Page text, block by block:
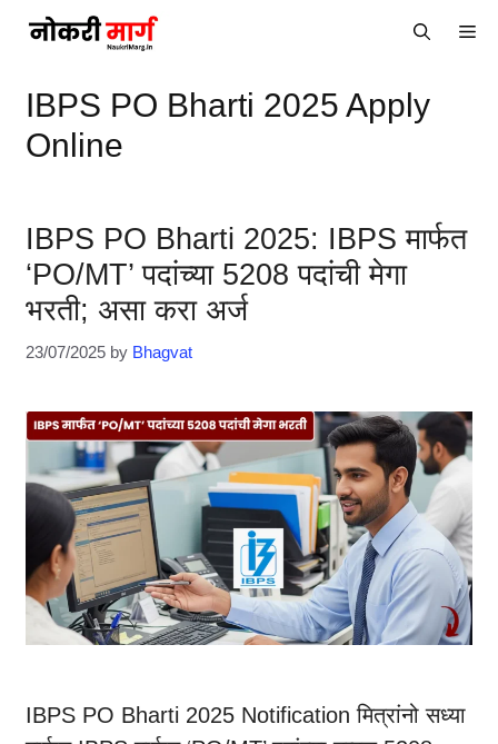
IBPS PO Bharti 2025 Apply
Online
IBPS PO Bharti 2025: IBPS मार्फत
‘PO/MT’ पदांच्या 5208 पदांची मेगा
भरती; असा करा अर्ज
23/07/2025 by Bhagvat
IBPS PO Bharti 2025 Notification मित्रांनो सध्या